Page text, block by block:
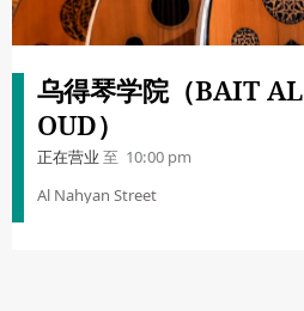
乌得琴学院（BAIT AL
OUD）
正在营业 至 10:00 pm
Al Nahyan Street